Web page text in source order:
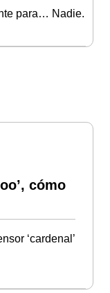
para… Nadie.
cómo
‘cardenal’